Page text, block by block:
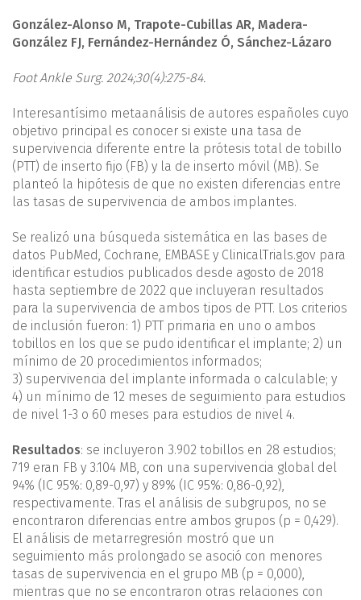
González-Alonso M, Trapote-Cubillas AR, Madera-
González FJ, Fernández-Hernández Ó, Sánchez-Lázaro
Foot Ankle Surg. 2024;30(4):275-84.
Interesantísimo metaanálisis de autores españoles cuyo
objetivo principal es conocer si existe una tasa de
supervivencia diferente entre la prótesis total de tobillo
(PTT) de inserto fijo (FB) y la de inserto móvil (MB). Se
planteó la hipótesis de que no existen diferencias entre
las tasas de supervivencia de ambos implantes.
Se realizó una búsqueda sistemática en las bases de
datos PubMed, Cochrane, EMBASE y ClinicalTrials.gov para
identificar estudios publicados desde agosto de 2018
hasta septiembre de 2022 que incluyeran resultados
para la supervivencia de ambos tipos de PTT. Los criterios
de inclusión fueron: 1) PTT primaria en uno o ambos
tobillos en los que se pudo identificar el implante; 2) un
mínimo de 20 procedimientos informados;
3) supervivencia del implante informada o calculable; y
4) un mínimo de 12 meses de seguimiento para estudios
de nivel 1-3 o 60 meses para estudios de nivel 4.
Resultados: se incluyeron 3.902 tobillos en 28 estudios;
719 eran FB y 3.104 MB, con una supervivencia global del
94% (IC 95%: 0,89-0,97) y 89% (IC 95%: 0,86-0,92),
respectivamente. Tras el análisis de subgrupos, no se
encontraron diferencias entre ambos grupos (p = 0,429).
El análisis de metarregresión mostró que un
seguimiento más prolongado se asoció con menores
tasas de supervivencia en el grupo MB (p = 0,000),
mientras que no se encontraron otras relaciones con